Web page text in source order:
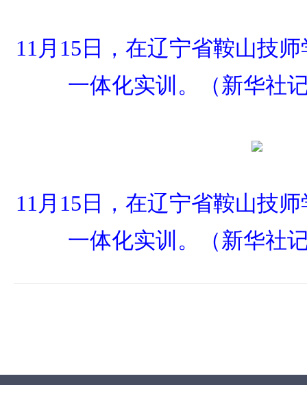
11月15日，在辽宁省鞍山技
一体化实训。（新华社
11月15日，在辽宁省鞍山技
一体化实训。（新华社